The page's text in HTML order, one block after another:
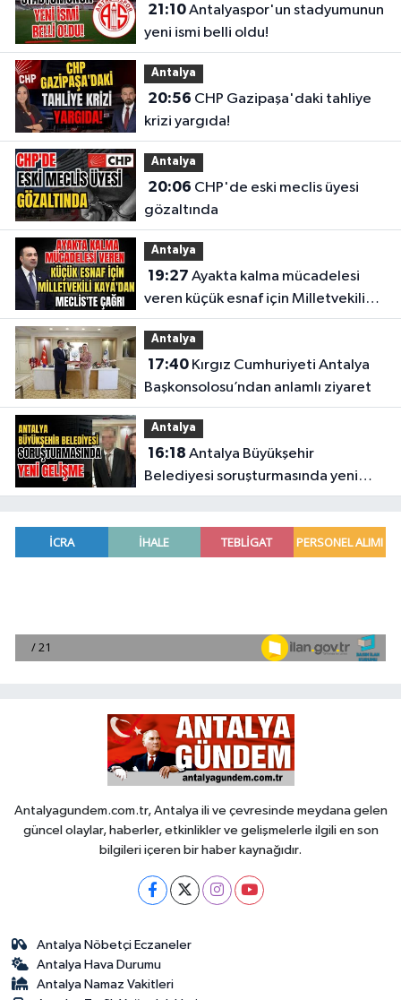
21:10Antalyaspor'un stadyumunun
yeni ismi belli oldu!
Antalya
20:56
krizi yargıda!
Antalya
20:06
gözaltında
Antalya
19:27
veren küçük esnaf için Milletvekili
Kaya'dan Meclis'te çağrı
Antalya
17:40Kırgız Cumhuriyeti Antalya
Başkonsolosu’ndan anlamlı ziyaret
Antalya
16:18
Belediyesi soruşturmasında yeni
gelişme
Antalyagundem.com.tr, Antalya ili ve çevresinde meydana gelen
güncel olaylar, haberler, etkinlikler ve gelişmelerle ilgili en son
bilgileri içeren bir haber kaynağıdır.
Antalya Nöbetçi Eczaneler
Antalya Hava Durumu
Antalya Namaz Vakitleri